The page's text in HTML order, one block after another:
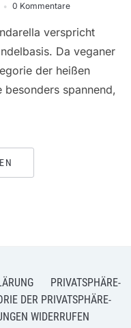
0 Kommentare
verspricht
Da veganer
der heißen
besonders spannend,
PRIVATSPHÄRE-
DER PRIVATSPHÄRE-
WIDERRUFEN